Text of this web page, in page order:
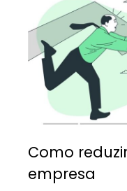
Como
empresa